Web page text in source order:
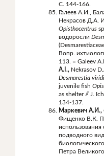
С. 144-166.
Галеев А.И.,
Некрасов Д.А.
Opisthocentrus
водоросли
Вопр.
113. = Galeev
A.I., Nekrasov
Desmarestia
juvenile fish
as shelter // J.
134-137.
Маркевич А.И.,
Фищенко В.К.
подводного
Петра